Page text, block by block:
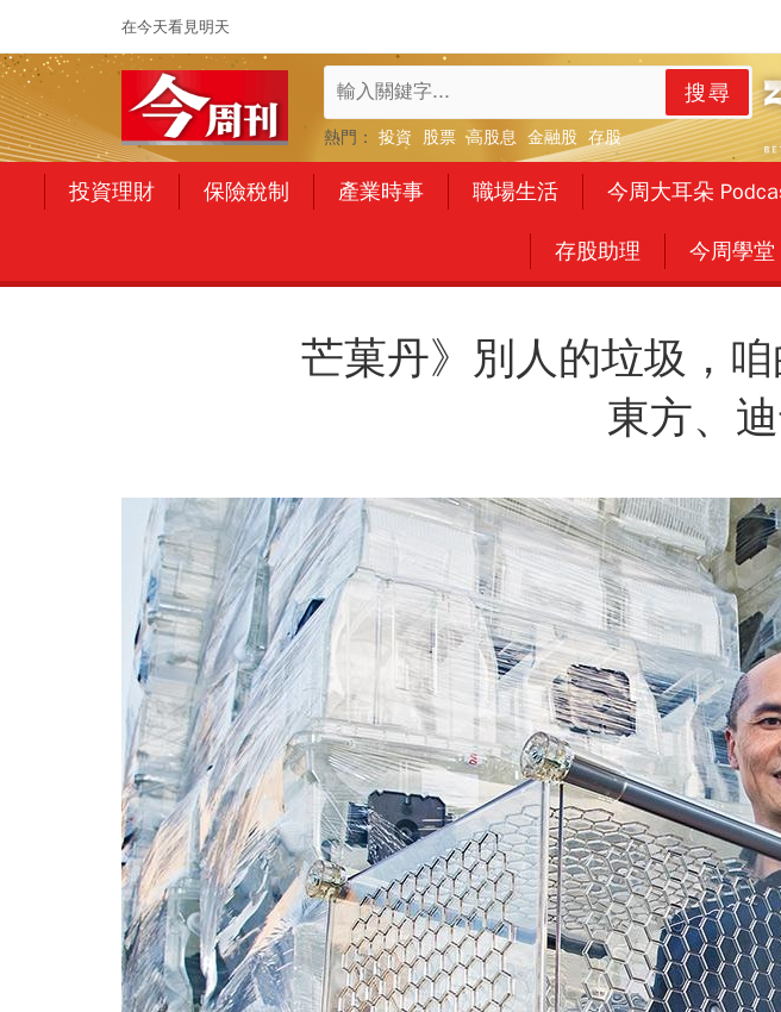
在今天看見明天
搜尋
熱門： 投資 股票 高股息 金融股 存股
投資理財 保險稅制 產業時事 職場生活 今周大耳朵
存股助理 今周學堂
芒菓丹》別人的垃圾，
東方、